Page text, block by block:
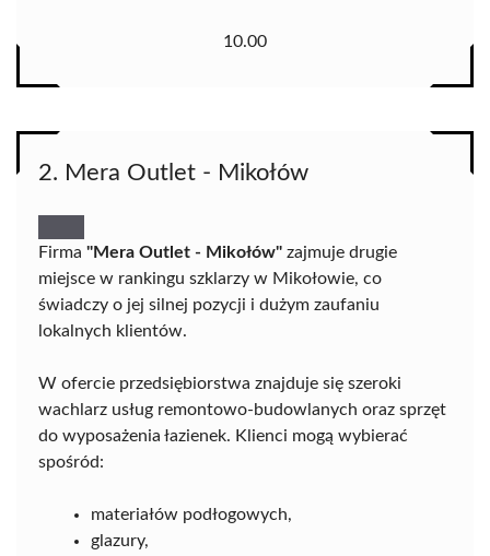
10.00
2. Mera Outlet - Mikołów
Firma "Mera Outlet - Mikołów" zajmuje drugie
miejsce w rankingu szklarzy w Mikołowie, co
świadczy o jej silnej pozycji i dużym zaufaniu
lokalnych klientów.
W ofercie przedsiębiorstwa znajduje się szeroki
wachlarz usług remontowo-budowlanych oraz sprzęt
do wyposażenia łazienek. Klienci mogą wybierać
spośród:
materiałów podłogowych,
glazury,